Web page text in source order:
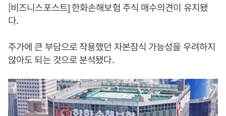
[비즈니스포스트] 한화손해보험 주식 매수의견이 유지됐
다.
주가에 큰 부담으로 작용했던 자본잠식 가능성을 우려하지
않아도 되는 것으로 분석됐다.